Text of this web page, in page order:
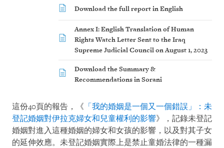
Download the full report in English
Annex I: English Translation of Human
Rights Watch Letter Sent to the Iraq
Supreme Judicial Council on August 1, 2023
Download the Summary &
Recommendations in Sorani
這份40頁的報告，《 「我的婚姻是一個又一個錯誤」：未
登記婚姻對伊拉克婦女和兒童權利的影響》，記錄未登記
婚姻對進入這種婚姻的婦女和女孩的影響，以及對其子女
的延伸效應。未登記婚姻實際上是禁止童婚法律的一種漏